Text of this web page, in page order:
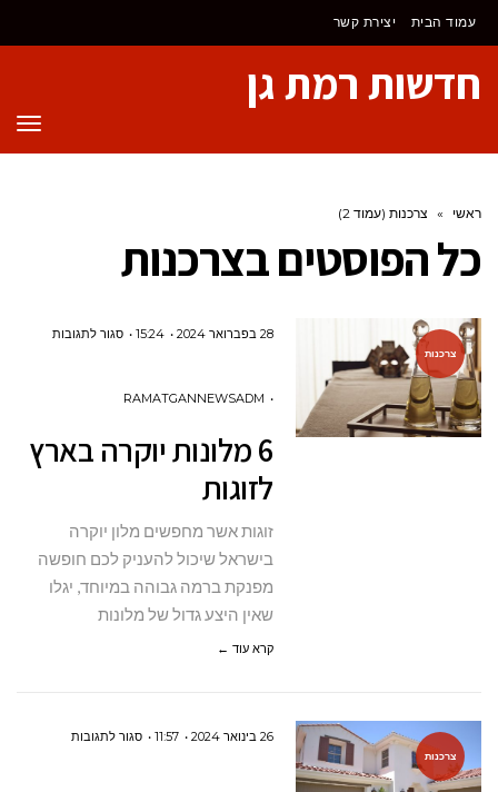
לתוכן
עמוד הבית יצירת קשר
חדשות רמת גן
ראשי » צרכנות (עמוד 2)
כל הפוסטים בצרכנות
צרכנות
28 בפברואר 2024 15:24 סגור לתגובותעל
בארץ
RAMATGANNEWSADM
6 מלונות יוקרה בארץ
לזוגות
זוגות אשר מחפשים מלון יוקרה
בישראל שיכול להעניק לכם חופשה
מפנקת ברמה גבוהה במיוחד, יגלו
שאין היצע גדול של מלונות
קרא עוד ←
צרכנות
26 בינואר 2024 11:57 סגור לתגובותעל